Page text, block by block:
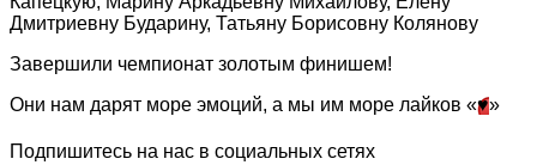
Дмитриевну Бударину, Татьяну Борисовну Колянову
Завершили чемпионат золотым финишем!
Они нам дарят море эмоций, а мы им море лайков «♥️»
Подпишитесь на нас в социальных сетях